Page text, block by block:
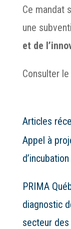
Ce mandat
une
et de
Consulter le
Articles
Appel à
d’incubation
PRIMA
diagnostic
secteur des